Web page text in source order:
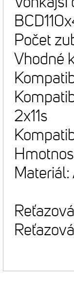
Počet
Vhodné
2x11s